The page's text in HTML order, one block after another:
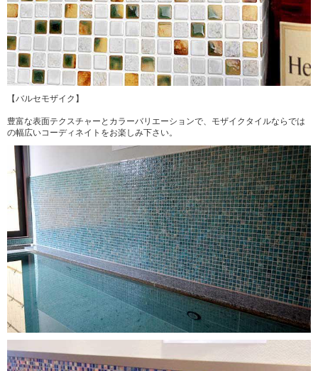
【バルセモザイク】
豊富な表面テクスチャーとカラーバリエーションで、モザイクタイルならでは
の幅広いコーディネイトをお楽しみ下さい。